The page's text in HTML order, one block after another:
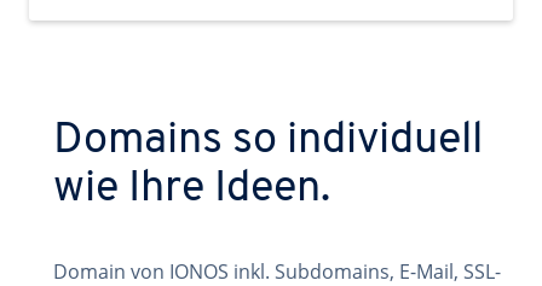
Domains so individuell
wie Ihre Ideen.
Domain von IONOS inkl. Subdomains, E-Mail, SSL-